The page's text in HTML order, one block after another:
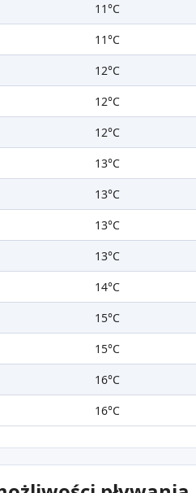
11°C
11°C
12°C
12°C
12°C
13°C
13°C
13°C
13°C
14°C
15°C
15°C
16°C
16°C